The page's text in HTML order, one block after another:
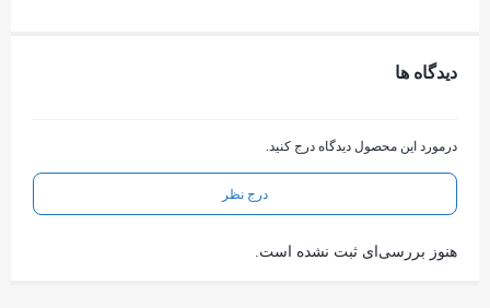
دیدگاه ها
درمورد این محصول دیدگاه درج کنید.
درج نظر
هنوز بررسی‌ای ثبت نشده است.